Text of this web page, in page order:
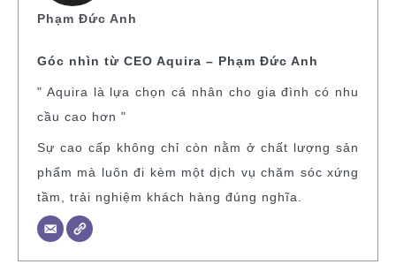
Phạm Đức Anh
Góc nhìn từ CEO Aquira – Phạm Đức Anh
" Aquira là lựa chọn cá nhân cho gia đình có nhu
cầu cao hơn "
Sự cao cấp không chỉ còn nằm ở chất lượng sản
phẩm mà luôn đi kèm một dịch vụ chăm sóc xứng
tầm, trải nghiệm khách hàng đúng nghĩa.